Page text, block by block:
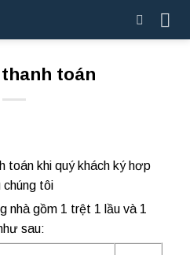
toán
toán khi quý khách ký hơp
chúng tôi
nhà gồm 1 trệt 1 lầu và 1
sau: